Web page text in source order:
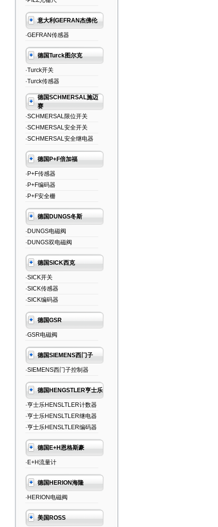
意大利GEFRAN杰佛伦
·GEFRAN传感器
德国Turck图尔克
·Turck开关
·Turck传感器
德国SCHMERSAL施迈
赛
·SCHMERSAL限位开关
·SCHMERSAL安全开关
·SCHMERSAL安全继电器
德国P+F倍加福
·P+F传感器
·P+F编码器
·P+F安全栅
德国DUNGS冬斯
·DUNGS电磁阀
·DUNGS双电磁阀
德国SICK西克
·SICK开关
·SICK传感器
·SICK编码器
德国GSR
·GSR电磁阀
德国SIEMENS西门子
·SIEMENS西门子控制器
德国HENGSTLER亨士乐
·亨士乐HENSLTLER计数器
·亨士乐HENSLTLER继电器
·亨士乐HENSLTLER编码器
德国E+H恩格斯豪
·E+H流量计
德国HERION海隆
·HERION电磁阀
美国ROSS